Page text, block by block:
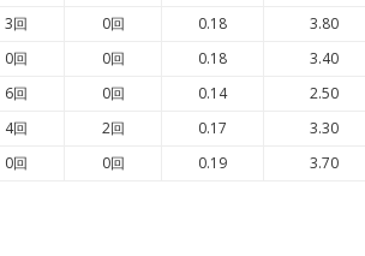
3回 0回 0.18 3.80
0回 0回 0.18 3.40
6回 0回 0.14 2.50
4回 2回 0.17 3.30
0回 0回 0.19 3.70